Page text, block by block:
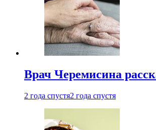
Врач Черемисина
2 года спустя2 года спустя